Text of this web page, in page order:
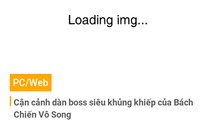
PC/Web
Cận cảnh dàn boss siêu khủng khiếp của Bách
Chiến Vô Song